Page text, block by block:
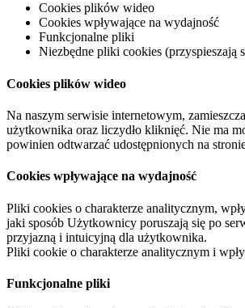
Cookies plików wideo
Cookies wpływające na wydajność
Funkcjonalne pliki
Niezbędne pliki cookies (przyspieszają
Cookies plików wideo
Na naszym serwisie internetowym,
użytkownika oraz liczydło kliknięć. Nie ma
powinien odtwarzać udostępnionych na
Cookies wpływające na wydajność
Pliki cookies o charakterze analitycznym,
jaki sposób Użytkownicy poruszają się po
przyjazną i intuicyjną dla użytkownika.
Pliki cookie o charakterze analitycznym i
Funkcjonalne pliki